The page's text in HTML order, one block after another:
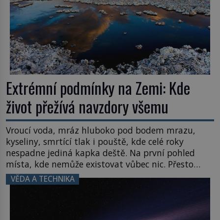
Extrémní podmínky na Zemi: Kde
život přežívá navzdory všemu
Vroucí voda, mráz hluboko pod bodem mrazu,
kyseliny, smrtící tlak i pouště, kde celé roky
nespadne jediná kapka deště. Na první pohled
místa, kde nemůže existovat vůbec nic. Přesto
právě tady vědci objevují organismy, které
posouvají hranice života. Každý nový nález mění
napovídá, kde bychom jednou […]
VĚDA A TECHNIKA